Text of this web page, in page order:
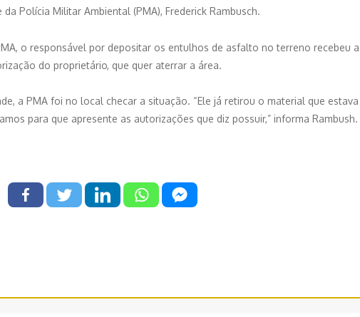
da Polícia Militar Ambiental (PMA), Frederick Rambusch.
o responsável por depositar os entulhos de asfalto no terreno recebeu a
do proprietário, que quer aterrar a área.
a PMA foi no local checar a situação. “Ele já retirou o material que estava
para que apresente as autorizações que diz possuir,” informa Rambush.